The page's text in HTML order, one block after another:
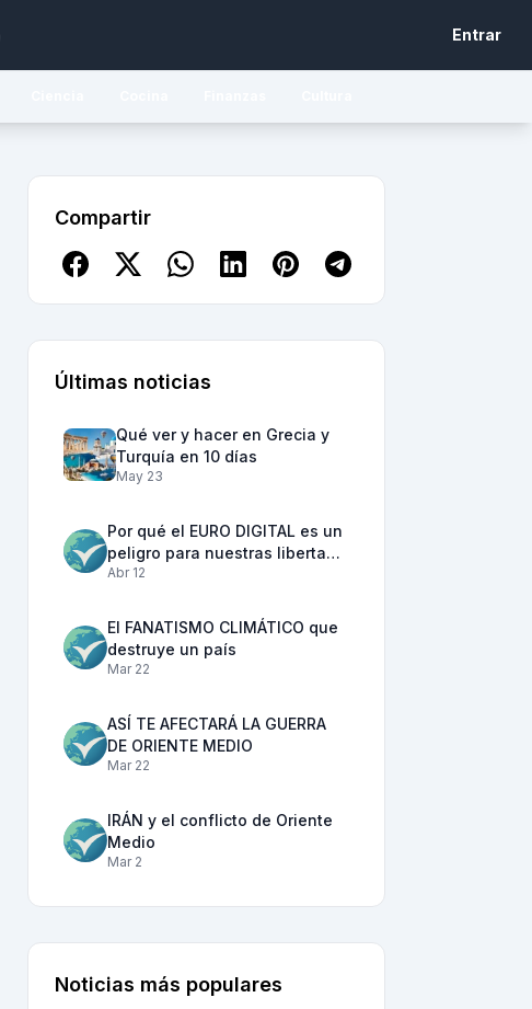
Entrar
Compartir
Últimas noticias
Qué ver y hacer en Grecia y
Turquía en 10 días
May 23
Por qué el EURO DIGITAL es un
peligro para nuestras liberta…
Abr 12
El FANATISMO CLIMÁTICO que
destruye un país
Mar 22
ASÍ TE AFECTARÁ LA GUERRA
DE ORIENTE MEDIO
Mar 22
IRÁN y el conflicto de Oriente
Medio
Mar 2
Noticias más populares